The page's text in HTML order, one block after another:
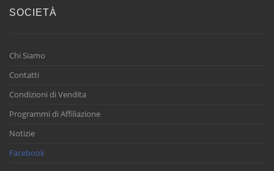
SOCIETÀ
Chi Siamo
Contatti
Condizioni di Vendita
Programmi di Affiliazione
Notizie
Facebook